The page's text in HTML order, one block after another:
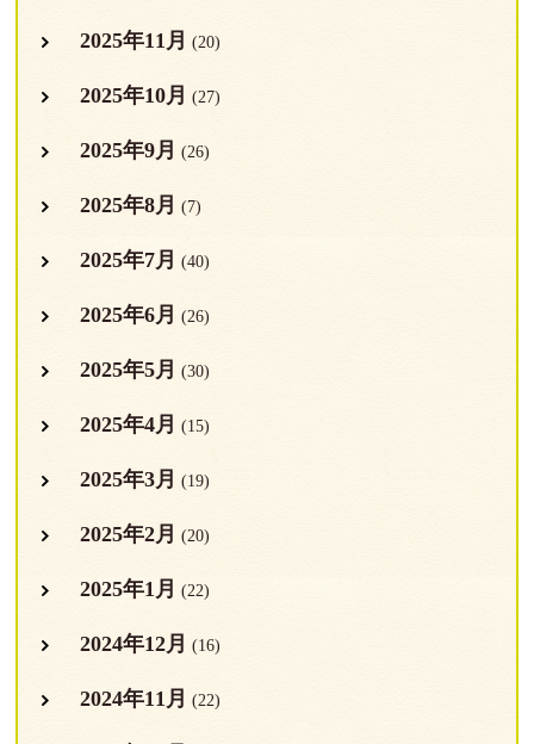
2025年11月 (20)
2025年10月 (27)
2025年9月 (26)
2025年8月 (7)
2025年7月 (40)
2025年6月 (26)
2025年5月 (30)
2025年4月 (15)
2025年3月 (19)
2025年2月 (20)
2025年1月 (22)
2024年12月 (16)
2024年11月 (22)